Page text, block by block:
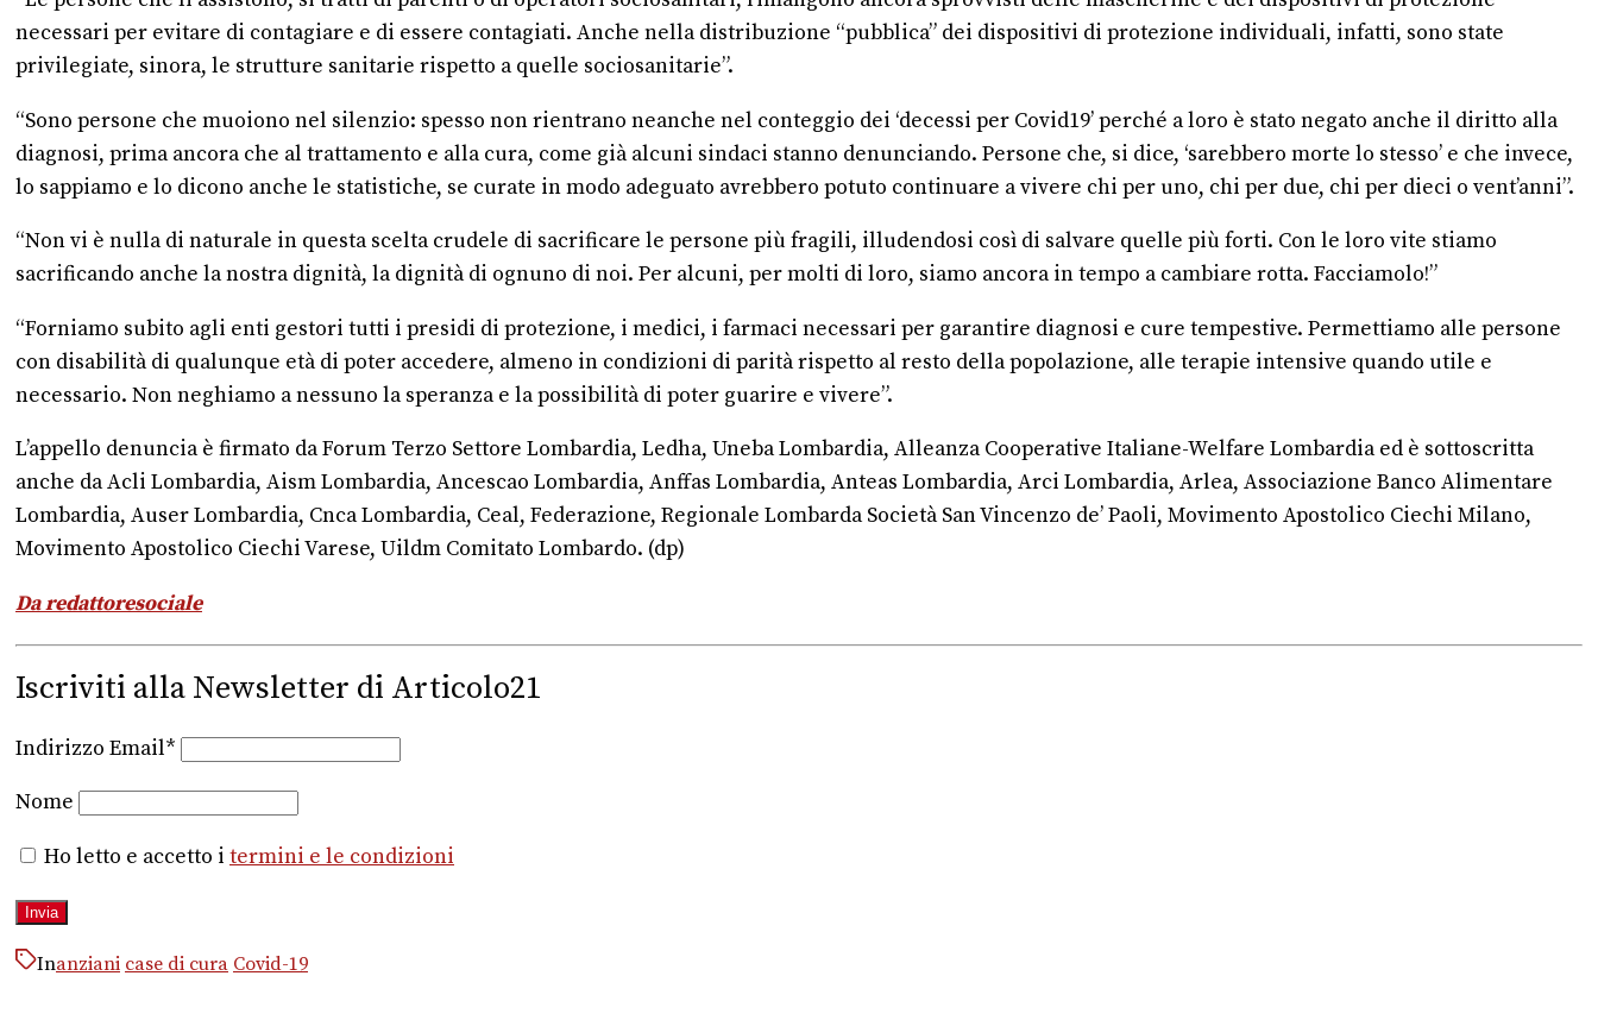
necessari per evitare di contagiare e di essere contagiati. Anche nella distribuzione “pubblica” dei dispositivi di protezione individuali, infatti, sono state
privilegiate, sinora, le strutture sanitarie rispetto a quelle sociosanitarie”.
“Sono persone che muoiono nel silenzio: spesso non rientrano neanche nel conteggio dei ‘decessi per Covid19’ perché a loro è stato negato anche il diritto alla
diagnosi, prima ancora che al trattamento e alla cura, come già alcuni sindaci stanno denunciando. Persone che, si dice, ‘sarebbero morte lo stesso’ e che invece,
lo sappiamo e lo dicono anche le statistiche, se curate in modo adeguato avrebbero potuto continuare a vivere chi per uno, chi per due, chi per dieci o vent’anni”.
“Non vi è nulla di naturale in questa scelta crudele di sacrificare le persone più fragili, illudendosi così di salvare quelle più forti. Con le loro vite stiamo
sacrificando anche la nostra dignità, la dignità di ognuno di noi. Per alcuni, per molti di loro, siamo ancora in tempo a cambiare rotta. Facciamolo!”
“Forniamo subito agli enti gestori tutti i presidi di protezione, i medici, i farmaci necessari per garantire diagnosi e cure tempestive. Permettiamo alle persone
con disabilità di qualunque età di poter accedere, almeno in condizioni di parità rispetto al resto della popolazione, alle terapie intensive quando utile e
necessario. Non neghiamo a nessuno la speranza e la possibilità di poter guarire e vivere”.
L’appello denuncia è firmato da Forum Terzo Settore Lombardia, Ledha, Uneba Lombardia, Alleanza Cooperative Italiane-Welfare Lombardia ed è sottoscritta
anche da Acli Lombardia, Aism Lombardia, Ancescao Lombardia, Anffas Lombardia, Anteas Lombardia, Arci Lombardia, Arlea, Associazione Banco Alimentare
Lombardia, Auser Lombardia, Cnca Lombardia, Ceal, Federazione, Regionale Lombarda Società San Vincenzo de’ Paoli, Movimento Apostolico Ciechi Milano,
Movimento Apostolico Ciechi Varese, Uildm Comitato Lombardo. (dp)
Da redattoresociale
Iscriviti alla Newsletter di Articolo21
Indirizzo Email*
Nome
Ho letto e accetto i termini e le condizioni
Inanziani case di cura Covid-19